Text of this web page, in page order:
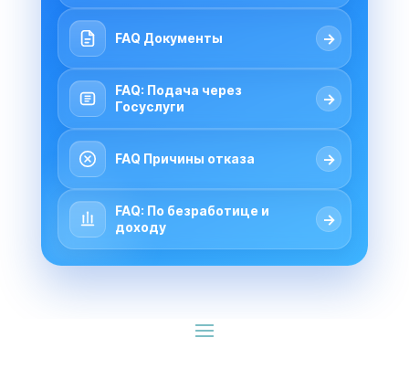
FAQ Документы →
FAQ: Подача через
Госуслуги
→
FAQ Причины отказа →
FAQ: По безработице и
доходу
→